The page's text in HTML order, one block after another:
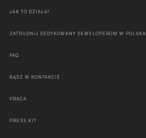
JAK TO DZIAŁA?
ZATRUDNIJ DEDYKOWANY DEWELOPEROM W POLSKA
FAQ
BĄDŹ W KONTAKCIE
PRACA
PRESS KIT